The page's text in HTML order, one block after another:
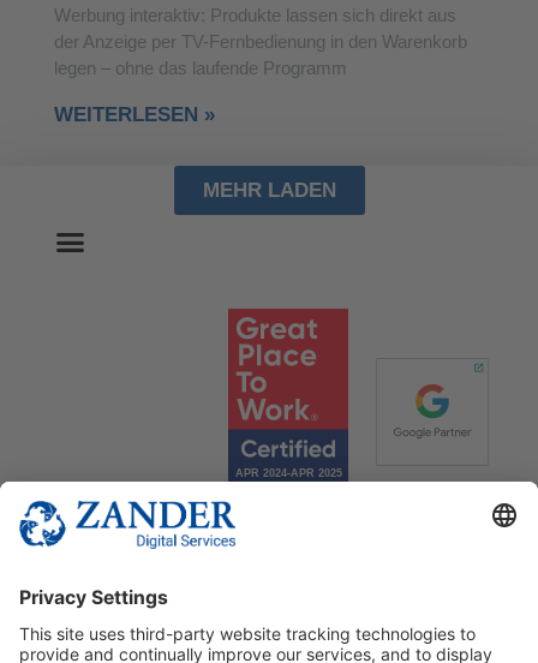
Werbung interaktiv: Produkte lassen sich direkt aus
der Anzeige per TV-Fernbedienung in den Warenkorb
legen – ohne das laufende Programm
WEITERLESEN »
MEHR LADEN